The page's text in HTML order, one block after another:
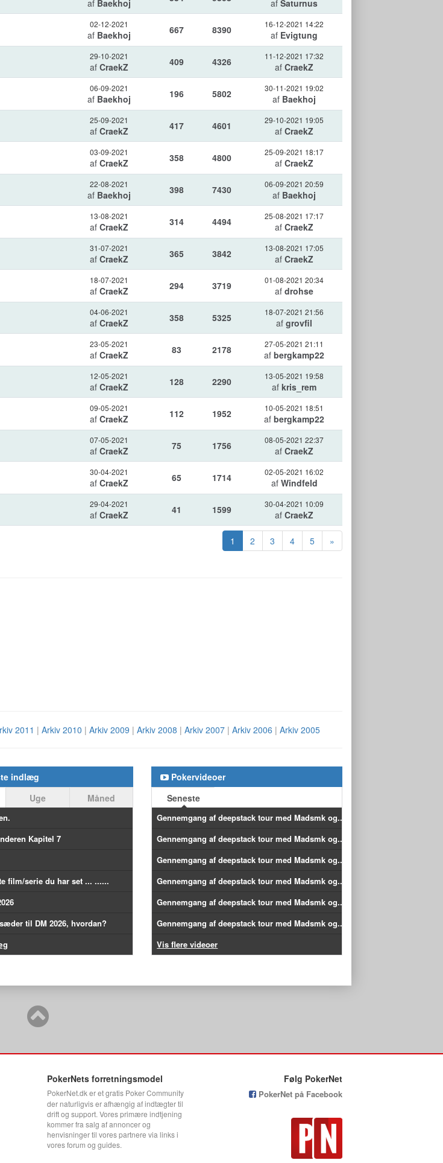
af Baekhoj af Saturnus
02-12-2021
af Baekhoj 667 8390 16-12-2021 14:22
af Evigtung
29-10-2021
af CraekZ 409 4326 11-12-2021 17:32
af CraekZ
06-09-2021
af Baekhoj 196 5802 30-11-2021 19:02
af Baekhoj
25-09-2021
af CraekZ 417 4601 29-10-2021 19:05
af CraekZ
03-09-2021
af CraekZ 358 4800 25-09-2021 18:17
af CraekZ
22-08-2021
af Baekhoj 398 7430 06-09-2021 20:59
af Baekhoj
13-08-2021
af CraekZ 314 4494 25-08-2021 17:17
af CraekZ
31-07-2021
af CraekZ 365 3842 13-08-2021 17:05
af CraekZ
18-07-2021
af CraekZ 294 3719 01-08-2021 20:34
af drohse
04-06-2021
af CraekZ 358 5325 18-07-2021 21:56
af grovfil
23-05-2021
af CraekZ 83 2178 27-05-2021 21:11
af bergkamp22
12-05-2021
af CraekZ 128 2290 13-05-2021 19:58
af kris_rem
09-05-2021
af CraekZ 112 1952 10-05-2021 18:51
af bergkamp22
07-05-2021
af CraekZ 75 1756 08-05-2021 22:37
af CraekZ
30-04-2021
af CraekZ 65 1714 02-05-2021 16:02
af Windfeld
29-04-2021
af CraekZ 41 1599 30-04-2021 10:09
af CraekZ
1 2 3 4 5 »
2011 | Arkiv 2010 | Arkiv 2009 | Arkiv 2008 | Arkiv 2007 | Arkiv 2006 | Arkiv 2005
indlæg
Uge Måned
Kapitel 7
film/serie du har set ... ......
til DM 2026, hvordan?
Pokervideoer
Seneste
Gennemgang af deepstack tour med Madsmk og...
Gennemgang af deepstack tour med Madsmk og...
Gennemgang af deepstack tour med Madsmk og...
Gennemgang af deepstack tour med Madsmk og...
Gennemgang af deepstack tour med Madsmk og...
Gennemgang af deepstack tour med Madsmk og...
Vis flere videoer
PokerNets forretningsmodel
PokerNet.dk er et gratis Poker Community
der naturligvis er afhængig af indtægter til
drift og support. Vores primære indtjening
kommer fra salg af annoncer og
henvisninger til vores partnere via links i
vores forum og guides.
Følg PokerNet
PokerNet på Facebook